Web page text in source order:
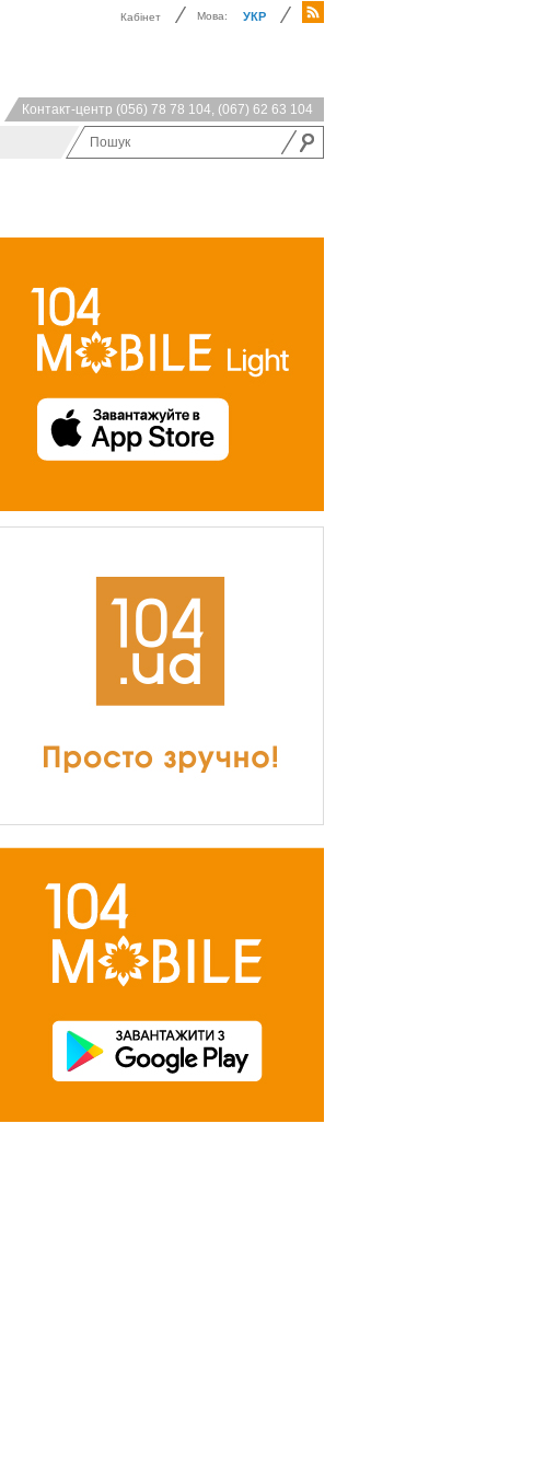
Кабінет Мова: УКР
Контакт-центр (056) 78 78 104, (067) 62 63 104